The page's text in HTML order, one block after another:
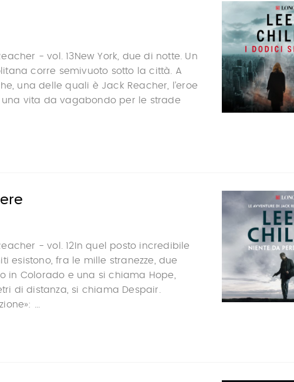
- vol. 13New York, due di notte. Un
corre semivuoto sotto la città. A
una delle quali è Jack Reacher, l’eroe
vita da vagabondo per le strade
- vol. 12In quel posto incredibile
esistono, fra le mille stranezze, due
in Colorado e una si chiama Hope,
di distanza, si chiama Despair.
...